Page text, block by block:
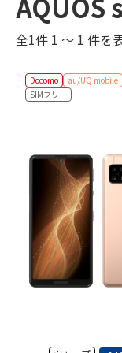
全1件 1 ～ 1 件を
Docomo au/UQ mobile
SIMフリー